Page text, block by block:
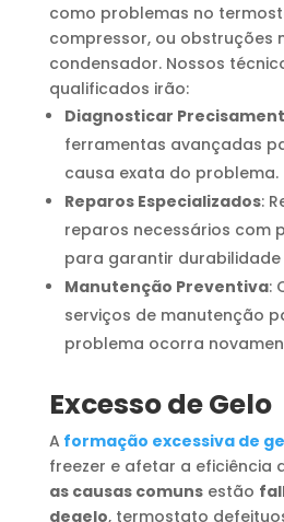
como problemas no
compressor, ou obstruções
condensador. Nossos
qualificados irão:
Diagnosticar
ferramentas avançadas
causa exata do problema.
Reparos Especializados:
reparos necessários com
para garantir durabilidade
Manutenção Preventiva:
serviços de manutenção
problema ocorra
Excesso de Gelo
A formação excessiva de
freezer e afetar a eficiência
as causas comunsestão
degelo, termostato